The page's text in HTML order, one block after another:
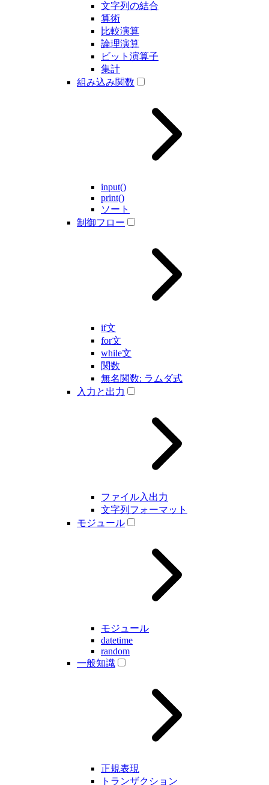
文字列の結合
算術
比較演算
論理演算
ビット演算子
集計
組み込み関数
input()
print()
ソート
制御フロー
if文
for文
while文
関数
無名関数: ラムダ式
入力と出力
ファイル入出力
文字列フォーマット
モジュール
モジュール
datetime
random
一般知識
正規表現
トランザクション